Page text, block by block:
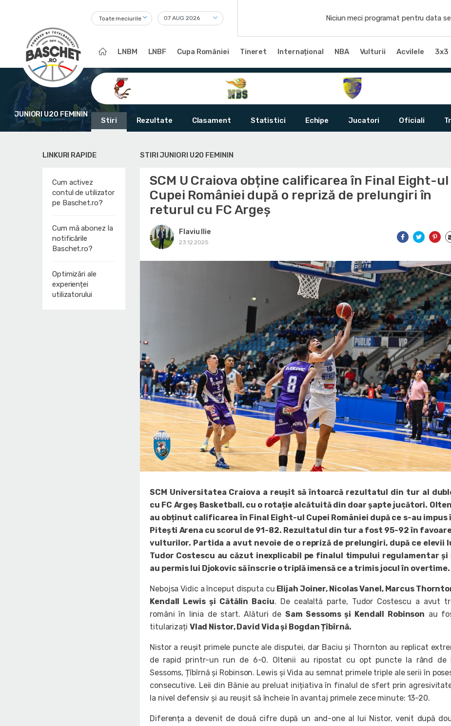
Toate meciurile Niciun meci programat pentru data
LNBM LNBF Cupa României Tineret Internațional NBA Vulturii Acvilele 3x3
JUNIORI U20 FEMININ
Stiri Rezultate Clasament Statistici Echipe Jucatori Oficiali
LINKURI RAPIDE
Cum activez
contul de utilizator
pe Baschet.ro?
Cum mă abonez la
notificările
Baschet.ro?
Optimizări ale
experienței
utilizatorului
STIRI JUNIORI U20 FEMININ
SCM U Craiova obține calificarea în Final Eight-ul
Cupei României după o repriză de prelungiri în
returul cu FC Argeș
Flaviu Ilie
23.12.2025
SCM Universitatea Craiova a reușit să întoarcă rezultatul din tur al
cu FC Argeș Basketball, cu o rotație alcătuită din doar șapte jucători.
au obținut calificarea în Final Eight-ul Cupei României după ce s-au impus
Pitești Arena cu scorul de 91-82. Rezultatul din tur a fost 95-92 în
vulturilor. Partida a avut nevoie de o repriză de prelungiri, după ce elevii
Tudor Costescu au căzut inexplicabil pe finalul timpului regulamentar și
au permis lui Djokovic să înscrie o triplă imensă ce a trimis jocul în overtime.
Nebojsa Vidic a început disputa cu Elijah Joiner, Nicolas Vanel, Marcus
Kendall Lewis și Cătălin Baciu. De cealaltă parte, Tudor Costescu a avut
români în linia de start. Alături de Sam Sessoms și Kendall Robinson au
titularizați Vlad Nistor, David Vida și Bogdan Țîbîrnă.
Nistor a reușit primele puncte ale disputei, dar Baciu și Thornton au replicat
de rapid printr-un run de 6-0. Oltenii au ripostat cu opt puncte la rând de
Sessoms, Țîbîrnă și Robinson. Lewis și Vida au semnat primele triple ale serii în
consecutive. Leii din Bănie au preluat inițiativa în finalul de sfert prin
la nivel defensiv și au reușit să încheie în avantaj primele zece minute: 13-20.
Diferența a devenit de două cifre după un and-one al lui Nistor, venit după